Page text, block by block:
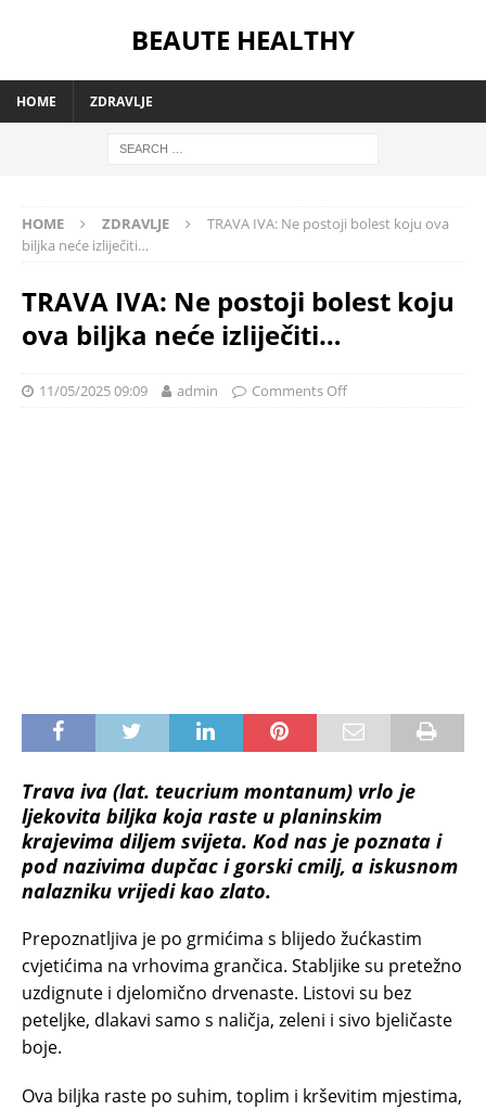
BEAUTE HEALTHY
HOME ZDRAVLJE
HOME ZDRAVLJE
TRAVA IVA: Ne postoji bolest koju ova
biljka neće izliječiti…
TRAVA IVA: Ne postoji bolest koju
ova biljka neće izliječiti…
11/05/2025 09:09 admin Comments Off
Trava iva (lat. teucrium montanum) vrlo je
ljekovita biljka koja raste u planinskim
krajevima diljem svijeta. Kod nas je poznata i
pod nazivima dupčac i gorski cmilj, a iskusnom
nalazniku vrijedi kao zlato.
Prepoznatljiva je po grmićima s blijedo žućkastim
cvjetićima na vrhovima grančica. Stabljike su pretežno
uzdignute i djelomično drvenaste. Listovi su bez
peteljke, dlakavi samo s naličja, zeleni i sivo bjeličaste
boje.
Ova biljka raste po suhim, toplim i krševitim mjestima,